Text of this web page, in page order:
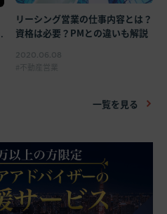
リーシング営業の仕事内容とは？
資格は必要？PMとの違いも解説
2020.06.08
不動産営業
一覧を見る